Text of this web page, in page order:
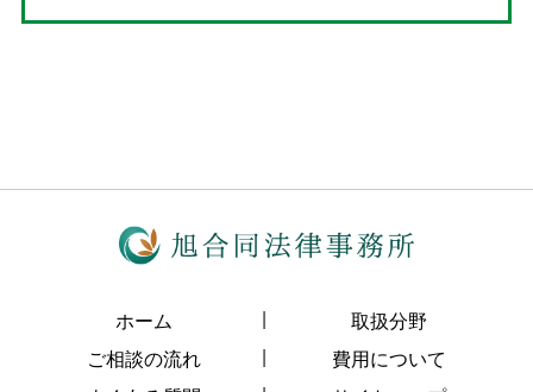
ホーム
取扱分野
ご相談の流れ
費用について